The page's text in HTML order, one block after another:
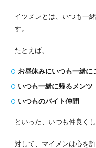
イツメンとは、いつも一
す。
たとえば、
お昼休みにいつも一緒に
いつも一緒に帰るメンツ
いつものバイト仲間
といった、いつも仲良く
対して、マイメンは心を